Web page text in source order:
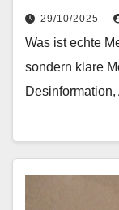
29/10/2025
Was ist echte
sondern klare